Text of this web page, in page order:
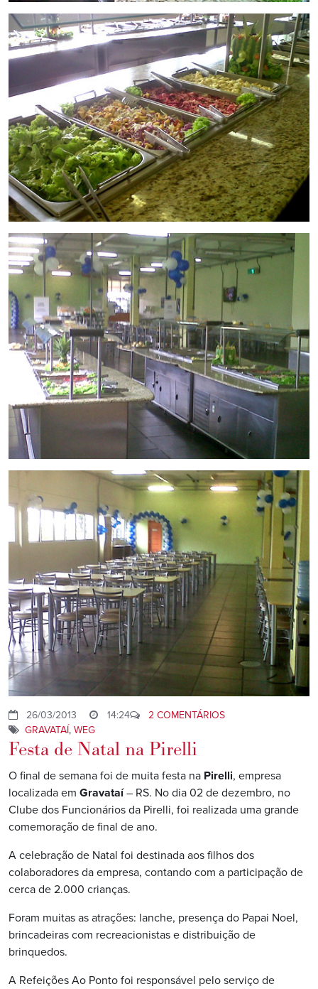
26/03/2013 14:24
2 COMENTÁRIOS
GRAVATAÍ, WEG
Festa de Natal na Pirelli
O final de semana foi de muita festa na Pirelli, empresa
localizada em Gravataí– RS. No dia 02 de dezembro, no
Clube dos Funcionários da Pirelli, foi realizada uma grande
comemoração de final de ano.
A celebração de Natal foi destinada aos filhos dos
colaboradores da empresa, contando com a participação de
cerca de 2.000 crianças.
Foram muitas as atrações: lanche, presença do Papai Noel,
brincadeiras com recreacionistas e distribuição de
brinquedos.
A Refeições Ao Ponto foi responsável pelo serviço de